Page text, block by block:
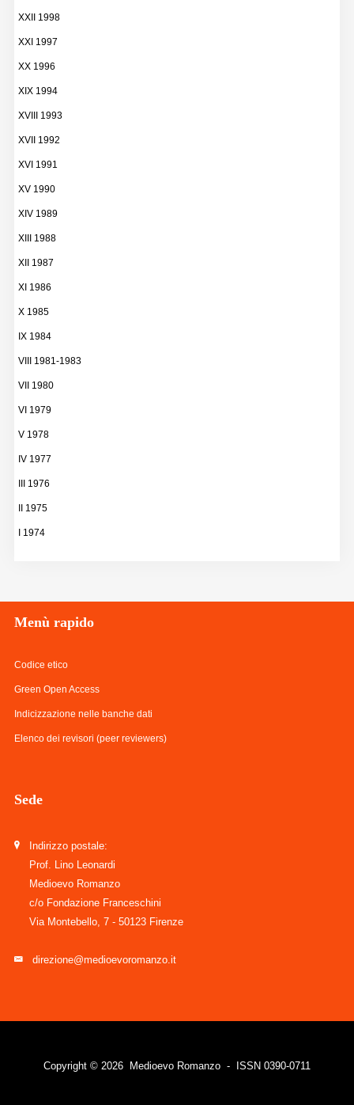
XXII 1998
XXI 1997
XX 1996
XIX 1994
XVIII 1993
XVII 1992
XVI 1991
XV 1990
XIV 1989
XIII 1988
XII 1987
XI 1986
X 1985
IX 1984
VIII 1981-1983
VII 1980
VI 1979
V 1978
IV 1977
III 1976
II 1975
I 1974
Menù rapido
Codice etico
Green Open Access
Indicizzazione nelle banche dati
Elenco dei revisori (peer reviewers)
Sede
Indirizzo postale:
Prof. Lino Leonardi
Medioevo Romanzo
c/o Fondazione Franceschini
Via Montebello, 7 - 50123 Firenze
direzione@medioevoromanzo.it
Copyright © 2026 Medioevo Romanzo - ISSN 0390-0711